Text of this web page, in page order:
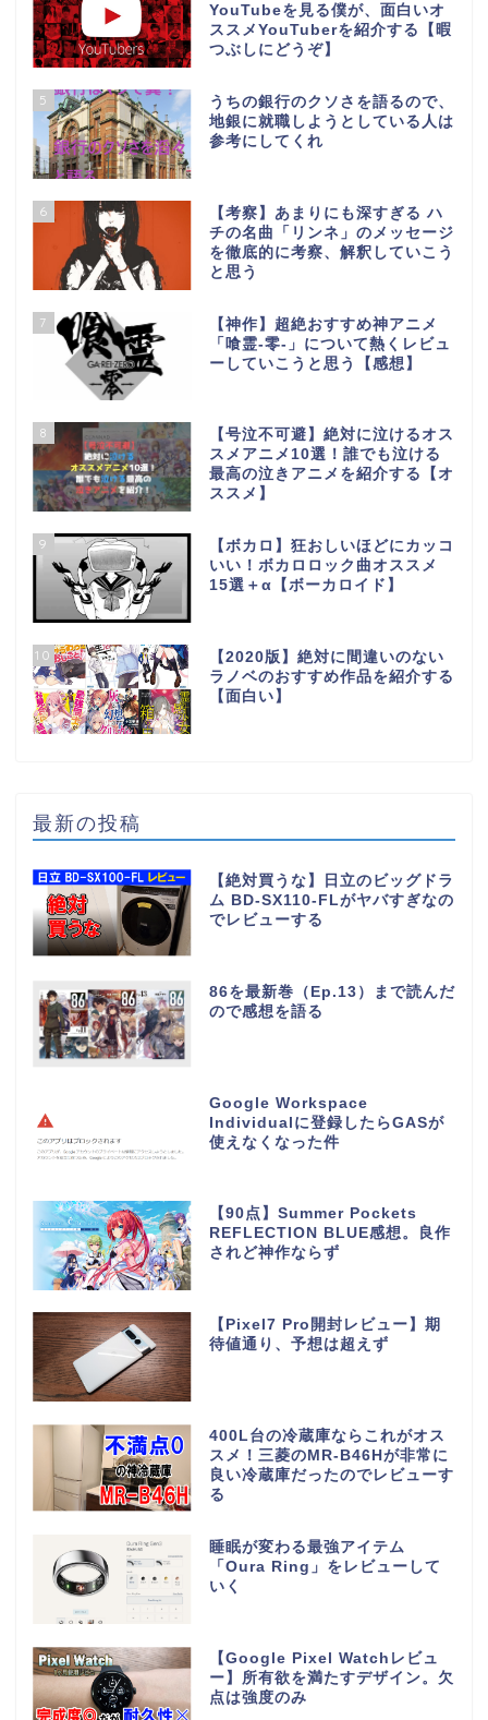
YouTubeを見る僕が、面白いオ
ススメYouTuberを紹介する【暇
つぶしにどうぞ】
5
うちの銀行のクソさを語るので、
地銀に就職しようとしている人は
参考にしてくれ
6
【考察】あまりにも深すぎる ハ
チの名曲「リンネ」のメッセージ
を徹底的に考察、解釈していこう
と思う
7
【神作】超絶おすすめ神アニメ
「喰霊-零-」について熱くレビュ
ーしていこうと思う【感想】
8
【号泣不可避】絶対に泣けるオス
スメアニメ10選！誰でも泣ける
最高の泣きアニメを紹介する【オ
ススメ】
9
【ボカロ】狂おしいほどにカッコ
いい！ボカロロック曲オススメ
15選＋α【ボーカロイド】
10
【2020版】絶対に間違いのない
ラノベのおすすめ作品を紹介する
【面白い】
最新の投稿
【絶対買うな】日立のビッグドラ
ム BD-SX110-FLがヤバすぎなの
でレビューする
86を最新巻（Ep.13）まで読んだ
ので感想を語る
Google Workspace
Individualに登録したらGASが
使えなくなった件
【90点】Summer Pockets
REFLECTION BLUE感想。良作
されど神作ならず
【Pixel7 Pro開封レビュー】期
待値通り、予想は超えず
400L台の冷蔵庫ならこれがオス
スメ！三菱のMR-B46Hが非常に
良い冷蔵庫だったのでレビューす
る
睡眠が変わる最強アイテム
「Oura Ring」をレビューして
いく
【Google Pixel Watchレビュ
ー】所有欲を満たすデザイン。欠
点は強度のみ